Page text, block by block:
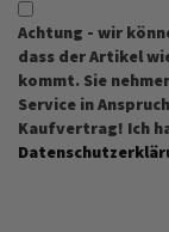
Achtung - wir
dass der Artikel
kommt. Sie
Service in
Kaufvertrag! Ich